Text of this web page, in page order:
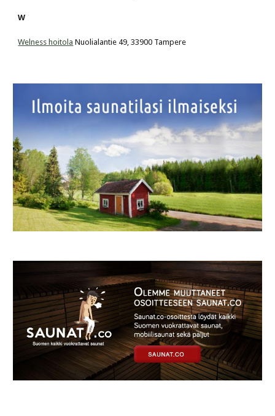
W
Welness hoitola Nuolialantie 49, 33900 Tampere